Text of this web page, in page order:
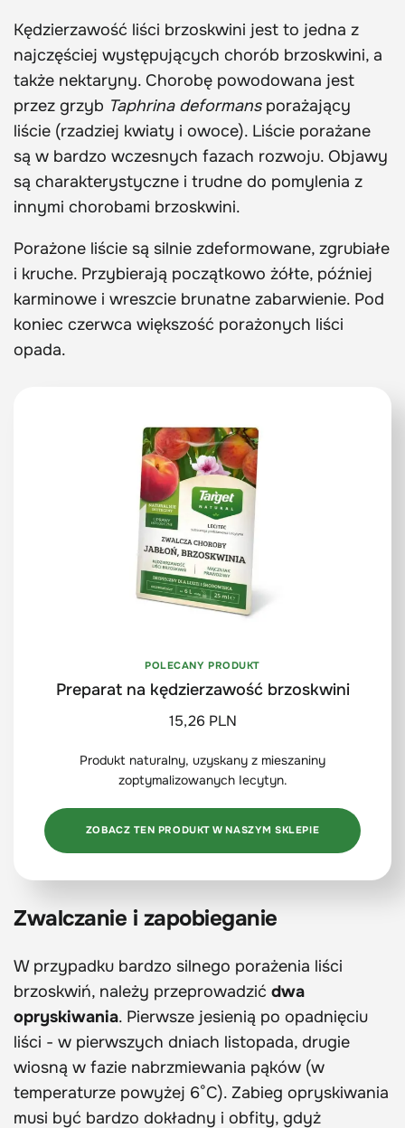
Kędzierzawość liści brzoskwini jest to jedna z
najczęściej występujących chorób brzoskwini, a
także nektaryny. Chorobę powodowana jest
przez grzyb Taphrina deformans porażający
liście (rzadziej kwiaty i owoce). Liście porażane
są w bardzo wczesnych fazach rozwoju. Objawy
są charakterystyczne i trudne do pomylenia z
innymi chorobami brzoskwini.
Porażone liście są silnie zdeformowane, zgrubiałe
i kruche. Przybierają początkowo żółte, później
karminowe i wreszcie brunatne zabarwienie. Pod
koniec czerwca większość porażonych liści
opada.
POLECANY PRODUKT
Preparat na kędzierzawość brzoskwini
15,26 PLN
Produkt naturalny, uzyskany z mieszaniny
zoptymalizowanych Iecytyn.
ZOBACZ TEN PRODUKT W NASZYM SKLEPIE
Zwalczanie i zapobieganie
W przypadku bardzo silnego porażenia liści
brzoskwiń, należy przeprowadzić dwa
opryskiwania. Pierwsze jesienią po opadnięciu
liści - w pierwszych dniach listopada, drugie
wiosną w fazie nabrzmiewania pąków (w
temperaturze powyżej 6°C). Zabieg opryskiwania
musi być bardzo dokładny i obfity, gdyż